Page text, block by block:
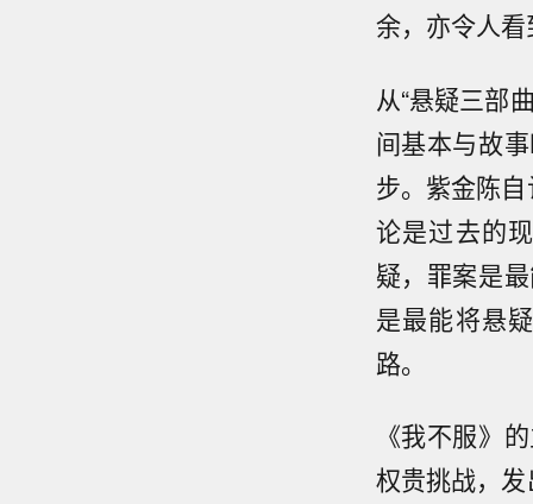
余，亦令人
从“悬疑三部
间基本与故
步。紫金陈
论是过去的
疑，罪案是
是最能将悬
路。
《我不服》
权贵挑战，